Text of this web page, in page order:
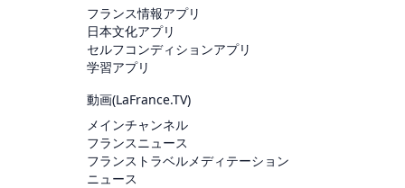
フランス情報アプリ
日本文化アプリ
セルフコンディションアプリ
学習アプリ
動画(LaFrance.TV)
メインチャンネル
フランスニュース
フランストラベルメディテーション
ニュース